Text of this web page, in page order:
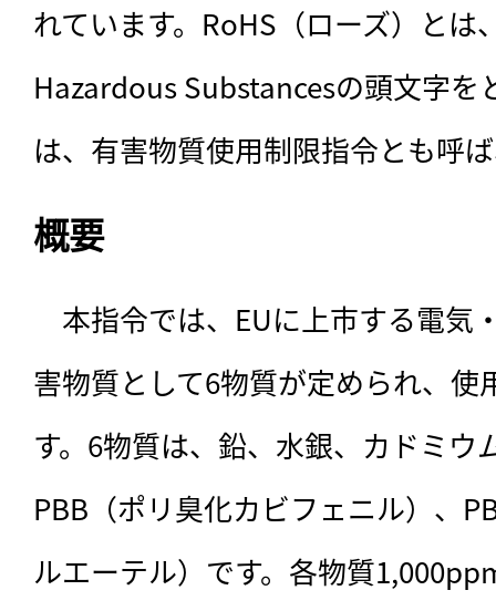
れています。RoHS（ローズ）と
Hazardous Substancesの頭文字を
は、有害物質使用制限指令とも呼
概要
本指令では、EUに上市する電気
害物質として6物質が定められ、使
す。6物質は、鉛、水銀、カドミウ
PBB（ポリ臭化カビフェニル）、
ルエーテル）です。各物質